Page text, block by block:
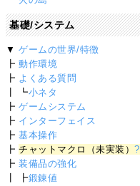
基礎/システム
▼ゲームの世界/特徴
┣動作環境
┣ よくある質問
┃ ┗小ネタ
┣ゲームシステム
┣ インターフェイス
┣基本操作
┣チャットマクロ（未実装）?
┣装備品の強化
┃ ┣鍛錬値